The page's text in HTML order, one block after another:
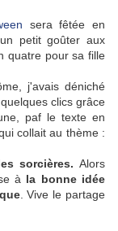
sera fêtée en
petit goûter aux
quatre pour sa fille
j'avais déniché
clics grâce
paf le texte en
collait au thème :
sorcières. Alors
à la bonne idée
. Vive le partage